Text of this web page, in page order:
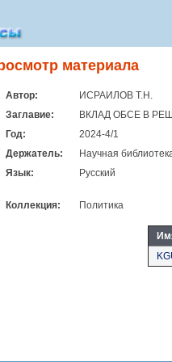
материала
Автор:
ИСРАИЛОВ Т.Н.
Заглавие:
ВКЛАД ОБСЕ В
Год:
2024-4/1
Держатель:
Научная
Язык:
Русский
Коллекция: Политика